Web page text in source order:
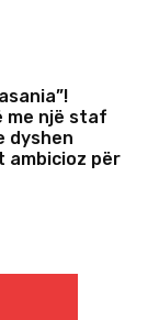
me një staf
dyshen
ambicioz për